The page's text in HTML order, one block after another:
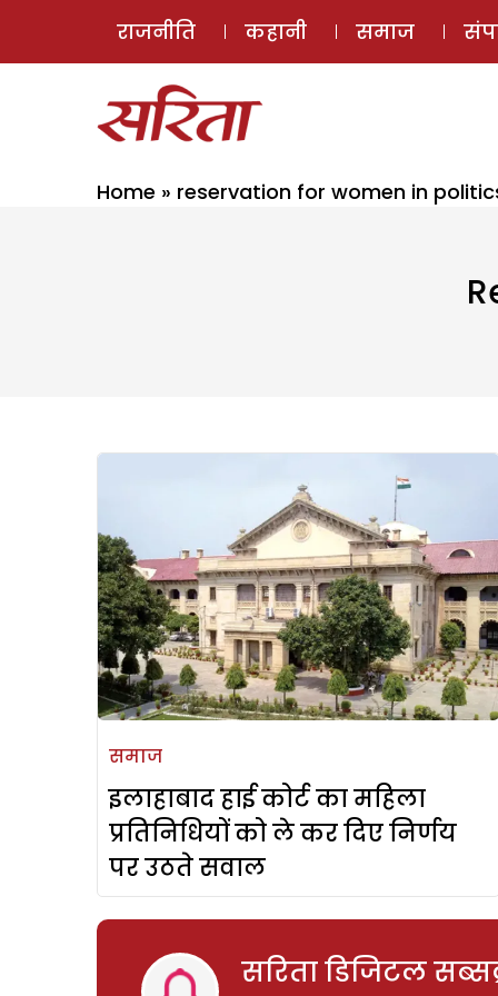
राजनीति कहानी समाज
Home » reservation for women in
समाज
इलाहाबाद हाई कोर्ट का महिला
प्रतिनिधियों को ले कर दिए निर्णय
पर उठते सवाल
सरिता डिजिटल